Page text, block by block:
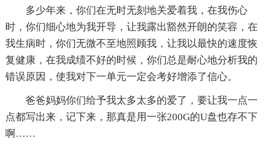
多少年来，你们在无时无刻地关爱着我，在我伤心
时，你们细心地为我开导，让我露出豁然开朗的笑容，在
我生病时，你们无微不至地照顾我，让我以最快的速度恢
复健康，在我成绩不好的时候，你们总是耐心地分析我的
错误原因，使我对下一单元一定会考好增添了信心。
爸爸妈妈你们给予我太多太多的爱了，要让我一点一
点都写出来，记下来，那真是用一张200G的U盘也存不下
啊……